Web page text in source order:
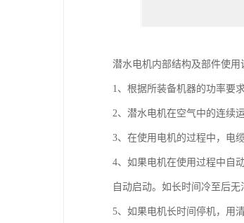
潜水电机内部结构及部件使用
1、根据所装备机器的功率要
2、潜水电机在空气中的连续
3、在使用电机的过程中，电
4、如果电机在使用过程中自
自动启动。如长时间冷至后
5、如果电机长时间停机，用